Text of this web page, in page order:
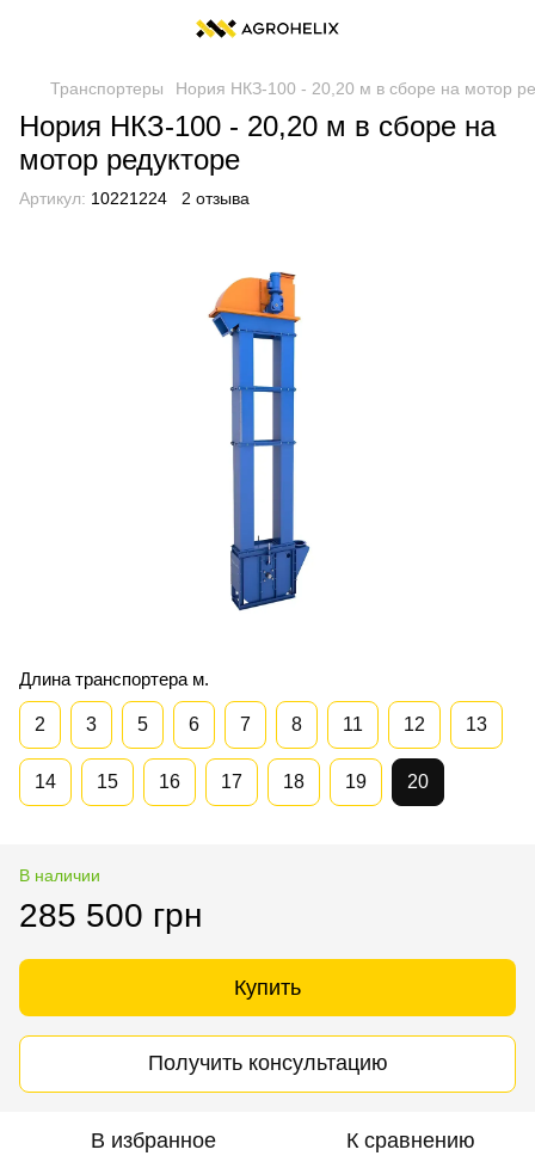
Транспортеры Нория НКЗ-100 - 20,20 м в сборе на мотор
Нория НКЗ-100 - 20,20 м в сборе на
мотор редукторе
Артикул: 10221224 2 отзыва
Длина транспортера м.
2 3 5 6 7 8 11 12 13
14 15 16 17 18 19 20
В наличии
285 500 грн
Купить
Получить консультацию
В избранное К сравнению